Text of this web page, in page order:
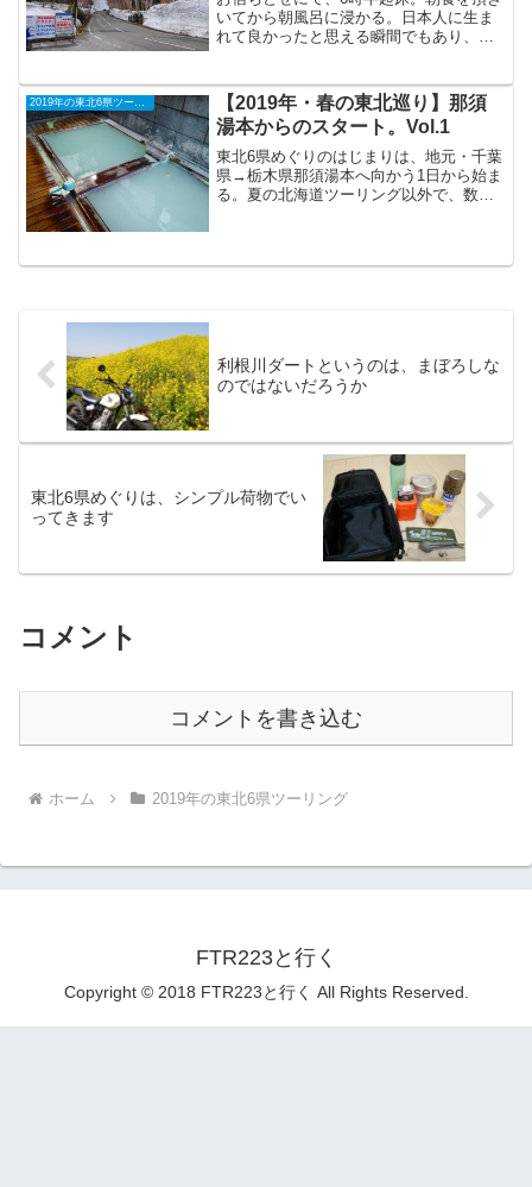
いてから朝風呂に浸かる。日本人に生ま
れて良かったと思える瞬間でもあり、出
う晴れ晴れとしているし、これならさぞ
かし気持ちの良い「雪の...
2019年の東北6県ツーリング
【2019年・春の東北巡り】那須
湯本からのスタート。Vol.1
東北6県めぐりのはじまりは、地元・千葉
県→栃木県那須湯本へ向かう1日から始ま
る。夏の北海道ツーリング以外で、数日
道ツーリングであれば...
利根川ダートというのは、まぼろしな
のではないだろうか
東北6県めぐりは、シンプル荷物でい
ってきます
コメント
コメントを書き込む
ホーム 2019年の東北6県ツーリング
FTR223と行く
Copyright © 2018 FTR223と行く All Rights Reserved.